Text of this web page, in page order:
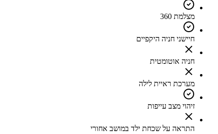
מצלמת 360
חיישני חניה היקפיים
חניה אוטומטית
מערכת ראיית לילה
זיהוי מצב עייפות
התראה על שכחת ילד במושב אחורי